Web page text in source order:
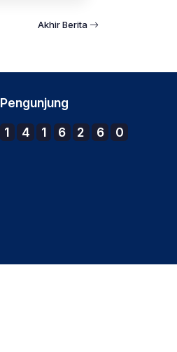
Akhir Berita
Pengunjung
1 4 1 6 2 6 0